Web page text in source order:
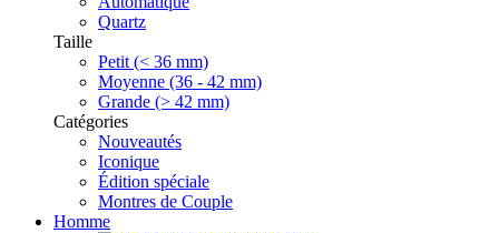
Quartz
Taille
Petit (< 36 mm)
Moyenne (36 - 42 mm)
Grande (> 42 mm)
Catégories
Nouveautés
Iconique
Édition spéciale
Montres de Couple
Homme